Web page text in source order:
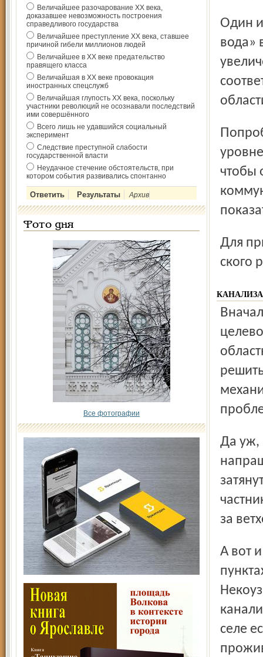
Величайшее разочарование ХХ века,
доказавшее невозможность построения
справедливого государства
Величайшее преступление ХХ века, ставшее
причиной гибели миллионов людей
Величайшее в ХХ веке предательство
правящего класса
Величайшая в ХХ веке провокация
иностранных спецслужб
Величайшая глупость ХХ века, поскольку
участники революций не осознавали последствий
ими совершённого
Всего лишь не удавшийся социальный
эксперимент
Следствие преступной слабости
государственной власти
Неудачное стечение обстоятельств, при
котором события развивались спонтанно
Архив
Фото дня
Все фотографии
Один из индикаторов выполнения программы «Чистая
вода»
Попробуем «окунуться» в канализацию на областном
чтобы
Для примера возьмём цифры и факты из заявки Некоуз­
ского
Вначале – обоснование необходимости программно-
Да уж, после изучения муниципальной программы
за
А вот и весомые аргументы. В районе в 386 населённых
селе